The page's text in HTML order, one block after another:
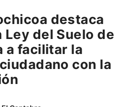
destaca
Ley del Suelo de
a facilitar la
con la